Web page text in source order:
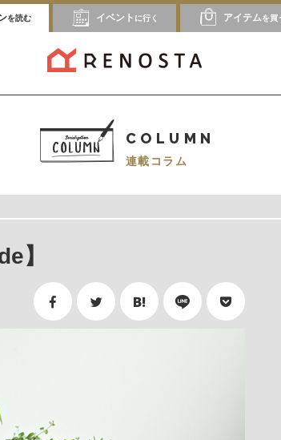
を読む イベント に行く アイテムを買
COLUMN
連載コラム
】